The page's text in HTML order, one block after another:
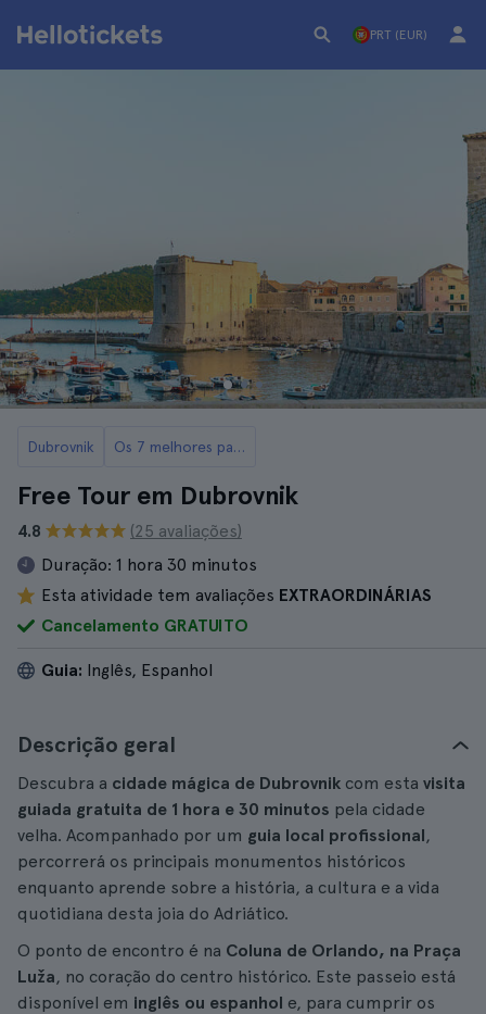
PRT (EUR)
Dubrovnik Os 7 melhores passeios de Dubrovnik
Free Tour em Dubrovnik
4.8
(25 avaliações)
Duração: 1 hora 30 minutos
Esta atividade tem avaliações EXTRAORDINÁRIAS
Cancelamento GRATUITO
Guia: Inglês, Espanhol
Descrição geral
Descubra a cidade mágica de Dubrovnik com esta visita
guiada gratuita de 1 hora e 30 minutos pela cidade
velha. Acompanhado por um guia local profissional,
percorrerá os principais monumentos históricos
enquanto aprende sobre a história, a cultura e a vida
quotidiana desta joia do Adriático.
O ponto de encontro é na Coluna de Orlando, na Praça
Luža, no coração do centro histórico. Este passeio está
disponível em inglês ou espanhol e, para cumprir os